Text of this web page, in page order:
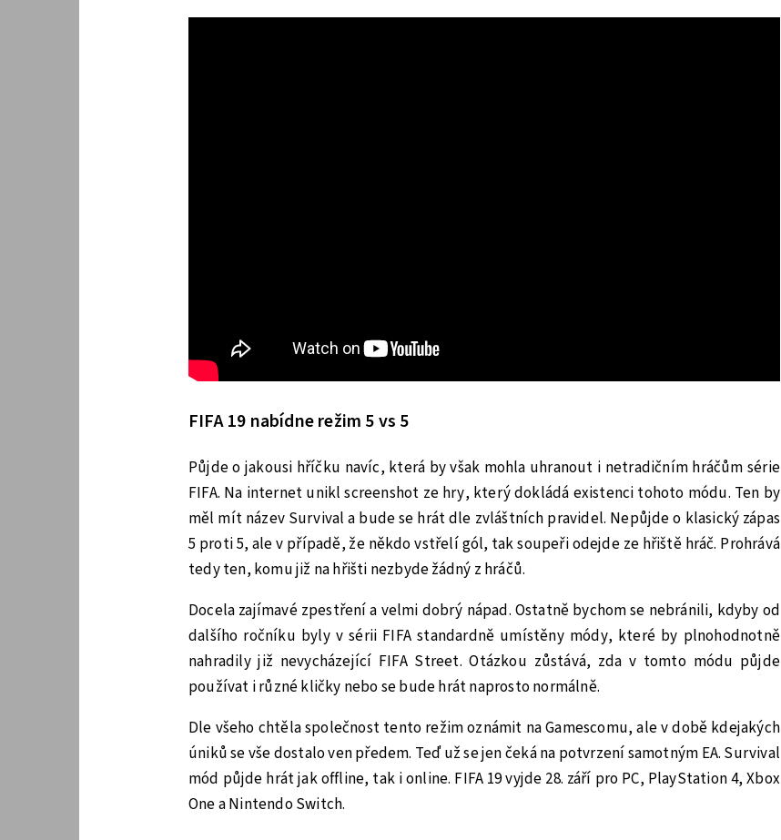
FIFA 19 nabídne režim 5 vs 5
Půjde o jakousi hříčku navíc, která by však mohla uhranout i netradičním hráčům série
FIFA. Na internet unikl screenshot ze hry, který dokládá existenci tohoto módu. Ten by
měl mít název Survival a bude se hrát dle zvláštních pravidel. Nepůjde o klasický zápas
5 proti 5, ale v případě, že někdo vstřelí gól, tak soupeři odejde ze hřiště hráč. Prohrává
tedy ten, komu již na hřišti nezbyde žádný z hráčů.
Docela zajímavé zpestření a velmi dobrý nápad. Ostatně bychom se nebránili, kdyby od
dalšího ročníku byly v sérii FIFA standardně umístěny módy, které by plnohodnotně
nahradily již nevycházející FIFA Street. Otázkou zůstává, zda v tomto módu půjde
používat i různé kličky nebo se bude hrát naprosto normálně.
Dle všeho chtěla společnost tento režim oznámit na Gamescomu, ale v době kdejakých
úniků se vše dostalo ven předem. Teď už se jen čeká na potvrzení samotným EA. Survival
mód půjde hrát jak offline, tak i online. FIFA 19 vyjde 28. září pro PC, PlayStation 4, Xbox
One a Nintendo Switch.